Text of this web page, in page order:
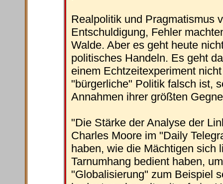
Realpolitik und Pragmatismus
Entschuldigung, Fehler
Walde. Aber es geht heute
politisches Handeln. Es geht
einem Echtzeitexperiment
"bürgerliche" Politik falsch ist,
Annahmen ihrer größten
"Die Stärke der Analyse der
Charles Moore im "Daily
haben, wie die Mächtigen sich
Tarnumhang bedient haben,
"Globalisierung" zum Beispiel